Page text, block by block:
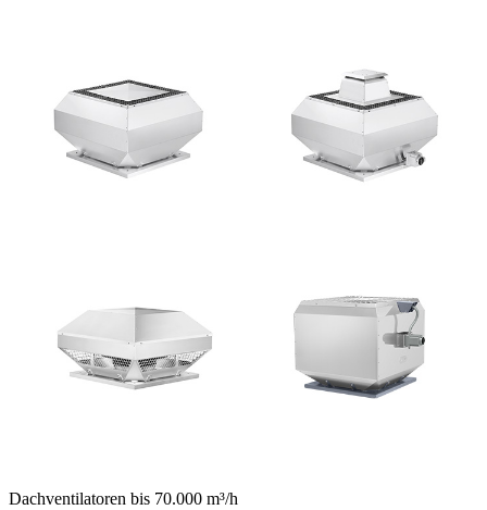
Dachventilatoren bis 70.000 m³/h